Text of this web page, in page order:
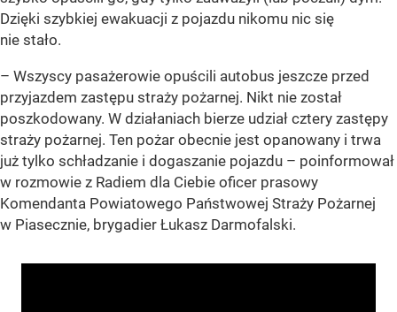
Dzięki szybkiej ewakuacji z pojazdu nikomu nic się
nie stało.
– Wszyscy pasażerowie opuścili autobus jeszcze przed
przyjazdem zastępu straży pożarnej. Nikt nie został
poszkodowany. W działaniach bierze udział cztery zastępy
straży pożarnej. Ten pożar obecnie jest opanowany i trwa
już tylko schładzanie i dogaszanie pojazdu – poinformował
w rozmowie z Radiem dla Ciebie oficer prasowy
Komendanta Powiatowego Państwowej Straży Pożarnej
w Piasecznie, brygadier Łukasz Darmofalski.